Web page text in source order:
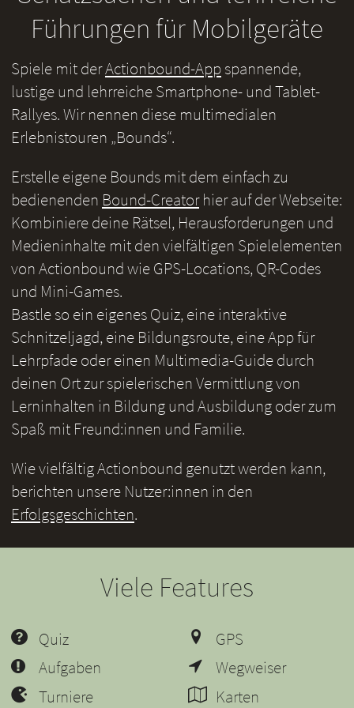
Führungen für Mobilgeräte
Spiele mit derActionbound-Appspannende,
lustige und lehrreiche Smartphone- und Tablet-
Rallyes. Wir nennen diese multimedialen
Erlebnistouren „Bounds“.
Erstelle eigene Bounds mit dem einfach zu
bedienenden Bound-Creatorhier auf der Webseite:
Kombiniere deine Rätsel, Herausforderungen und
Medieninhalte mit den vielfältigen Spielelementen
von Actionbound wie GPS-Locations, QR-Codes
und Mini-Games.
Bastle so ein eigenes Quiz, eine interaktive
Schnitzeljagd, eine Bildungsroute, eine App für
Lehrpfade oder einen Multimedia-Guide durch
deinen Ort zur spielerischen Vermittlung von
Lerninhalten in Bildung und Ausbildung oder zum
Spaß mit Freund:innen und Familie.
Wie vielfältig Actionbound genutzt werden kann,
berichten unsere Nutzer:innen in den
Erfolgsgeschichten.
Viele Features
Quiz
Aufgaben
Turniere
GPS
Wegweiser
Karten